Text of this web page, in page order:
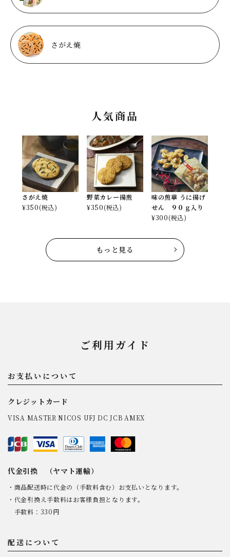
さがえ焼
人気商品
さがえ焼
¥350(税込)
野菜カレー揚煎
¥350(税込)
味の煎華 うに揚げ
せん ９０ｇ入り
¥300(税込)
もっと見る
ご利用ガイド
お支払いについて
クレジットカード
VISA MASTER NICOS UFJ DC JCB AMEX
代金引換 （ヤマト運輸）
・商品配送時に代金の（手数料含む）お支払いとなります。
・代金引換え手数料はお客様負担となります。
手数料：330円
配送について